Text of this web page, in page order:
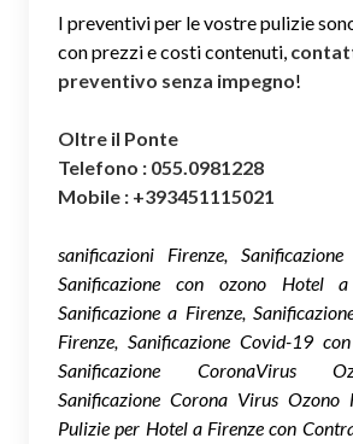
I preventivi per le vostre pulizie
con prezzi e costi contenuti,
preventivo senza impegno!
Oltre il Ponte
Telefono : 055.0981228
Mobile : +393451115021
sanificazioni Firenze,
Sanificazione con ozono Hotel
Sanificazione a Firenze,
Firenze, Sanificazione Covid-19
Sanificazione CoronaVirus
Sanificazione Corona Virus Ozono
Pulizie per Hotel a Firenze con